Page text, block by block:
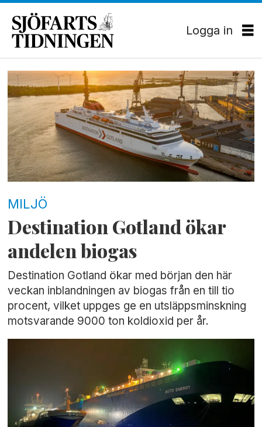
Logga in
Tag:
lbg
MILJÖ
Destination Gotland ökar
andelen biogas
Destination Gotland ökar med början den här
veckan inblandningen av biogas från en till tio
procent, vilket uppges ge en utsläppsminskning
motsvarande 9000 ton koldioxid per år.